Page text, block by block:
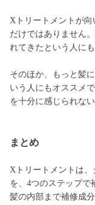
Xトリートメントが
だけではありません
れてきたという人に
そのほか、もっと髪
いう人にもオススメ
を十分に感じられな
まとめ
Xトリートメントは
を、4つのステップで
髪の内部まで補修成